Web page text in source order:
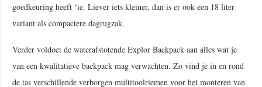
goedkeuring heeft ‘ie. Liever iets kleiner, dan is er ook een 18 liter
variant als compactere dagrugzak.
Verder voldoet de waterafstotende Explor Backpack aan alles wat je
van een kwalitatieve backpack mag verwachten. Zo vind je in en rond
de tas verschillende verborgen multitoolriemen voor het monteren van